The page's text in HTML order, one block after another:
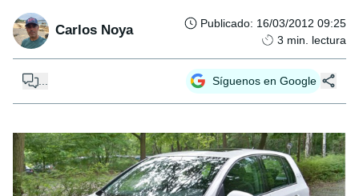
Carlos Noya Publicado: 16/03/2012 09:25
3 min. lectura
Síguenos en Google